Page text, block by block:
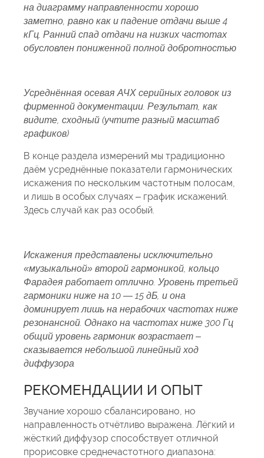
на диаграмму направленности хорошо
заметно, равно как и падение отдачи выше 4
кГц. Ранний спад отдачи на низких частотах
обусловлен пониженной полной добротностью
Усреднённая осевая АЧХ серийных головок из
фирменной документации. Результат, как
видите, сходный (учтите разный масштаб
графиков)
В конце раздела измерений мы традиционно
даём усреднённые показатели гармонических
искажения по нескольким частотным полосам,
и лишь в особых случаях – график искажений.
Здесь случай как раз особый.
Искажения представлены исключительно
«музыкальной» второй гармоникой, кольцо
Фарадея работает отлично. Уровень третьей
гармоники ниже на 10 — 15 дБ, и она
доминирует лишь на нерабочих частотах ниже
резонансной. Однако на частотах ниже 300 Гц
общий уровень гармоник возрастает –
сказывается небольшой линейный ход
диффузора
РЕКОМЕНДАЦИИ И ОПЫТ
Звучание хорошо сбалансировано, но
направленность отчётливо выражена. Лёгкий и
жёсткий диффузор способствует отличной
прорисовке среднечастотного диапазона: